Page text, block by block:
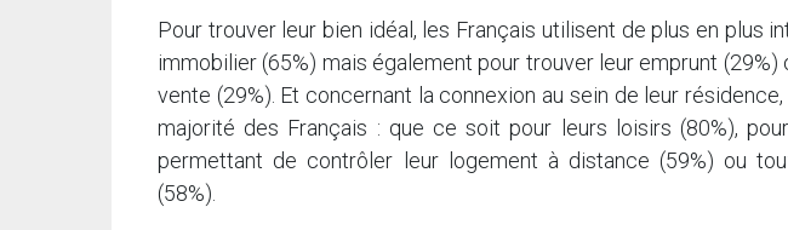
Pour trouver leur bien idéal, les Français utilisent de plus en plus
immobilier (65%) mais également pour trouver leur emprunt
vente (29%). Et concernant la connexion au sein de leur
majorité des Français : que ce soit pour leurs loisirs (80%),
permettant de contrôler leur logement à distance (59%) ou
(58%).